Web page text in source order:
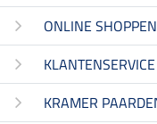
ONLINE SHOPPEN
KLANTENSERVICE
KRAMER